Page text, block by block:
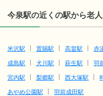
今泉駅の近くの駅から老
米沢駅 置賜駅 高畠駅 赤
成島駅
犬川駅 萩生駅 羽
宮内駅
梨郷駅 西大塚駅
あやめ公園駅
羽前成田駅